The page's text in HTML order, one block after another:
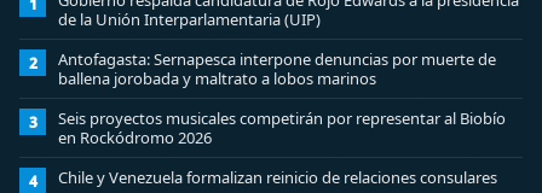
de la Unión Interparlamentaria (UIP)
2
Antofagasta: Sernapesca interpone denuncias por muerte de
ballena jorobada y maltrato a lobos marinos
3
Seis proyectos musicales competirán por representar al Biobío
en Rockódromo 2026
4 Chile y Venezuela formalizan reinicio de relaciones consulares